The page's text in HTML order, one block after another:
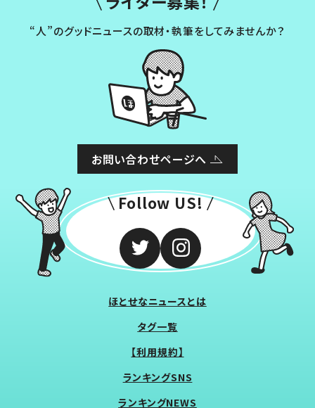
“人”のグッドニュースの取材・執筆をしてみませんか？
お問い合わせページへ
Follow US!
ほとせなニュースとは
タグ一覧
【利用規約】
ランキングSNS
ランキングNEWS